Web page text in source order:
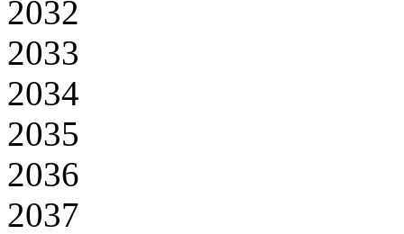
2032
2033
2034
2035
2036
2037